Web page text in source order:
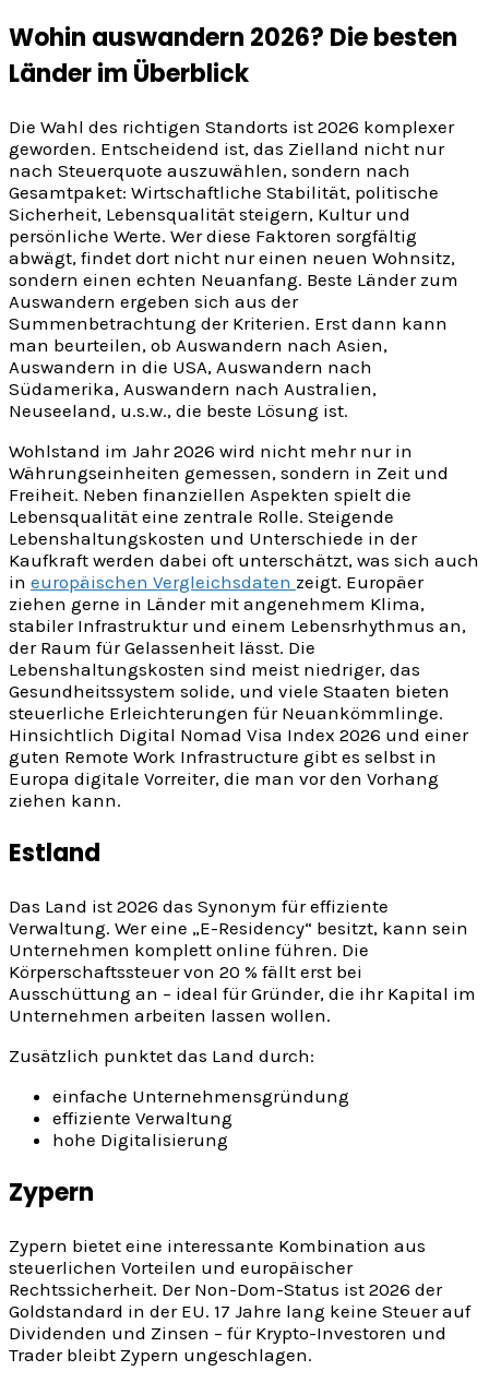
Wohin auswandern 2026? Die besten
Länder im Überblick
Die Wahl des richtigen Standorts ist 2026 komplexer
geworden. Entscheidend ist, das Zielland nicht nur
nach Steuerquote auszuwählen, sondern nach
Gesamtpaket: Wirtschaftliche Stabilität, politische
Sicherheit, Lebensqualität steigern, Kultur und
persönliche Werte. Wer diese Faktoren sorgfältig
abwägt, findet dort nicht nur einen neuen Wohnsitz,
sondern einen echten Neuanfang. Beste Länder zum
Auswandern ergeben sich aus der
Summenbetrachtung der Kriterien. Erst dann kann
man beurteilen, ob Auswandern nach Asien,
Auswandern in die USA, Auswandern nach
Südamerika, Auswandern nach Australien,
Neuseeland, u.s.w., die beste Lösung ist.
Wohlstand im Jahr 2026 wird nicht mehr nur in
Währungseinheiten gemessen, sondern in Zeit und
Freiheit. Neben finanziellen Aspekten spielt die
Lebensqualität eine zentrale Rolle. Steigende
Lebenshaltungskosten und Unterschiede in der
Kaufkraft werden dabei oft unterschätzt, was sich auch
in europäischen Vergleichsdaten zeigt. Europäer
ziehen gerne in Länder mit angenehmem Klima,
stabiler Infrastruktur und einem Lebensrhythmus an,
der Raum für Gelassenheit lässt. Die
Lebenshaltungskosten sind meist niedriger, das
Gesundheitssystem solide, und viele Staaten bieten
steuerliche Erleichterungen für Neuankömmlinge.
Hinsichtlich Digital Nomad Visa Index 2026 und einer
guten Remote Work Infrastructure gibt es selbst in
Europa digitale Vorreiter, die man vor den Vorhang
ziehen kann.
Estland
Das Land ist 2026 das Synonym für effiziente
Verwaltung. Wer eine „E-Residency“ besitzt, kann sein
Unternehmen komplett online führen. Die
Körperschaftssteuer von 20 % fällt erst bei
Ausschüttung an – ideal für Gründer, die ihr Kapital im
Unternehmen arbeiten lassen wollen.
Zusätzlich punktet das Land durch:
einfache Unternehmensgründung
effiziente Verwaltung
hohe Digitalisierung
Zypern
Zypern bietet eine interessante Kombination aus
steuerlichen Vorteilen und europäischer
Rechtssicherheit. Der Non-Dom-Status ist 2026 der
Goldstandard in der EU. 17 Jahre lang keine Steuer auf
Dividenden und Zinsen – für Krypto-Investoren und
Trader bleibt Zypern ungeschlagen.